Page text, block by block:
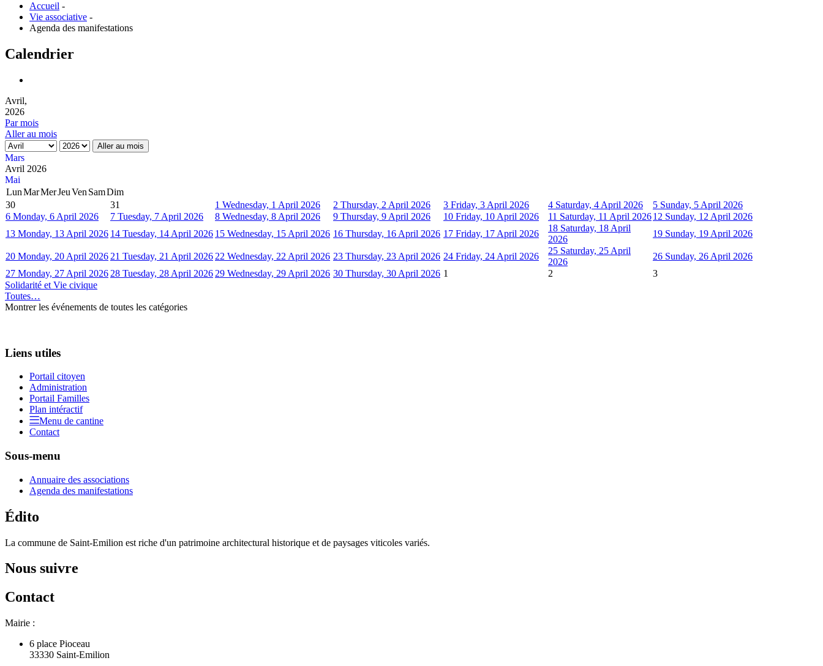
Accueil -
Vie associative -
Agenda des manifestations
Calendrier
Avril,
2026
Par mois
Aller au mois
Aller au mois
Mars
Avril 2026
Mai
LunMarMerJeuVen SamDim
30
31 1 Wednesday, 1 April 2026 2 Thursday, 2 April 2026 3 Friday, 3 April 2026 4 Saturday, 4 April 2026 5 Sunday, 5 April 2026
6 Monday, 6 April 2026 7 Tuesday, 7 April 2026 8 Wednesday, 8 April 2026 9 Thursday, 9 April 2026 10 Friday, 10 April 2026 11 Saturday, 11 April 202612 Sunday, 12 April 2026
13 Monday, 13 April 2026 14 Tuesday, 14 April 2026 15 Wednesday, 15 April 2026 16 Thursday, 16 April 2026 17 Friday, 17 April 2026
18 Saturday, 18 April
2026
19 Sunday, 19 April 2026
20 Monday, 20 April 2026 21 Tuesday, 21 April 2026 22 Wednesday, 22 April 2026 23 Thursday, 23 April 2026 24 Friday, 24 April 2026
25 Saturday, 25 April
2026
26 Sunday, 26 April 2026
27 Monday, 27 April 2026 28 Tuesday, 28 April 2026 29 Wednesday, 29 April 2026 30 Thursday, 30 April 2026 1 2
3
Solidarité et Vie civique
Toutes…
Montrer les événements de toutes les catégories
Liens utiles
Portail citoyen
Administration
Portail Familles
Plan intéractif
Menu de cantine
Contact
Sous-menu
Annuaire des associations
Agenda des manifestations
Édito
La commune de Saint-Emilion est riche d'un patrimoine architectural historique et de paysages viticoles variés.
Nous suivre
Contact
Mairie :
6 place Pioceau
33330 Saint-Emilion